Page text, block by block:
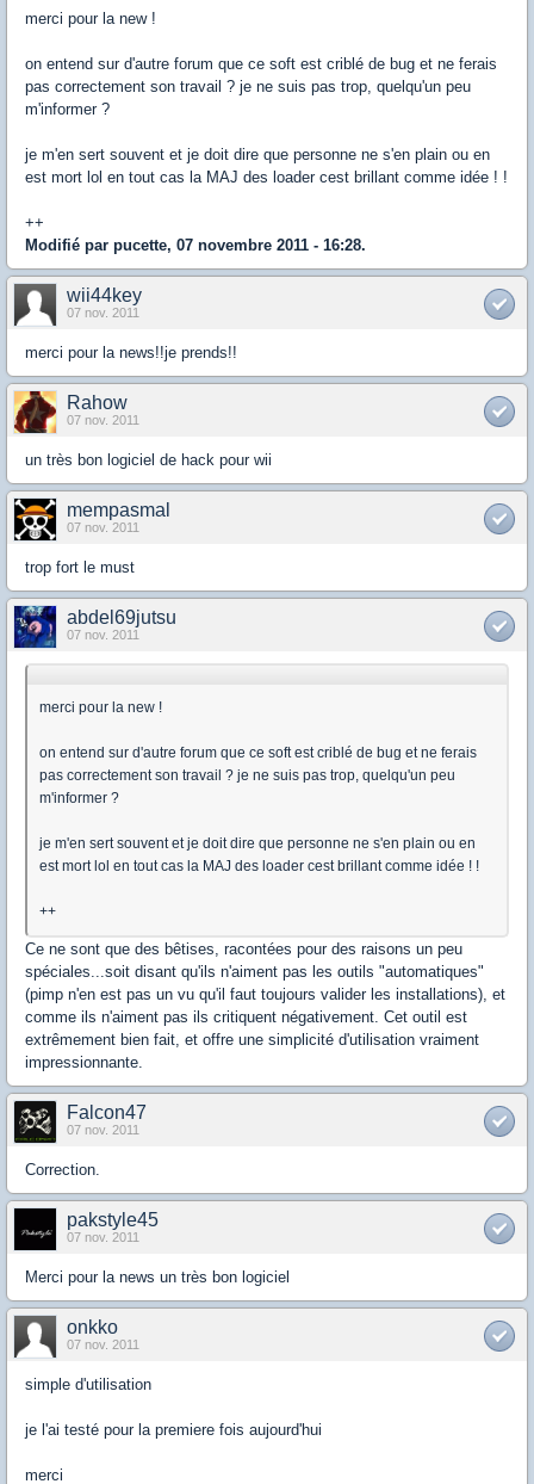
merci pour la new !
on entend sur d'autre forum que ce soft est criblé de bug et ne ferais
pas correctement son travail ? je ne suis pas trop, quelqu'un peu
m'informer ?
je m'en sert souvent et je doit dire que personne ne s'en plain ou en
est mort lol en tout cas la MAJ des loader cest brillant comme idée ! !
++
Modifié par pucette, 07 novembre 2011 - 16:28.
wii44key
07 nov. 2011
merci pour la news!!je prends!!
Rahow
07 nov. 2011
un très bon logiciel de hack pour wii
mempasmal
07 nov. 2011
trop fort le must
abdel69jutsu
07 nov. 2011
merci pour la new !
on entend sur d'autre forum que ce soft est criblé de bug et ne ferais
pas correctement son travail ? je ne suis pas trop, quelqu'un peu
m'informer ?
je m'en sert souvent et je doit dire que personne ne s'en plain ou en
est mort lol en tout cas la MAJ des loader cest brillant comme idée ! !
++
Ce ne sont que des bêtises, racontées pour des raisons un peu
spéciales...soit disant qu'ils n'aiment pas les outils "automatiques"
(pimp n'en est pas un vu qu'il faut toujours valider les installations), et
comme ils n'aiment pas ils critiquent négativement. Cet outil est
extrêmement bien fait, et offre une simplicité d'utilisation vraiment
impressionnante.
Falcon47
07 nov. 2011
Correction.
pakstyle45
07 nov. 2011
Merci pour la news un très bon logiciel
onkko
07 nov. 2011
simple d'utilisation
je l'ai testé pour la premiere fois aujourd'hui
merci